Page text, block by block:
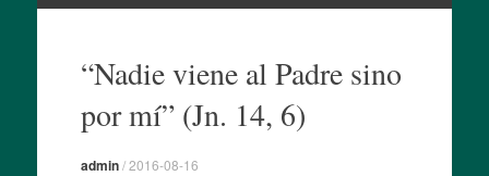
contenido“Nadie viene al Padre sino
por mí” (Jn. 14, 6)
admin/2016-08-16